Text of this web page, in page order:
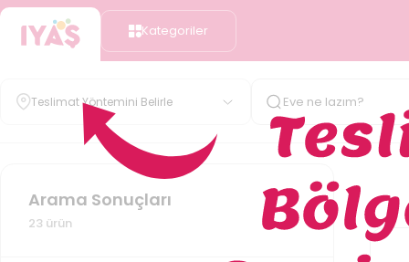
Kategoriler
Teslimat Yöntemini Belirle
Arama Sonuçları
23 ürün